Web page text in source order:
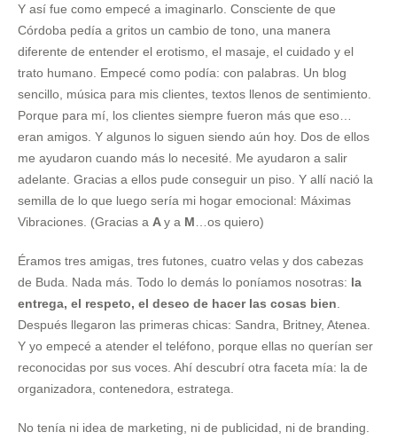
Y así fue como empecé a imaginarlo. Consciente de que
Córdoba pedía a gritos un cambio de tono, una manera
diferente de entender el erotismo, el masaje, el cuidado y el
trato humano. Empecé como podía: con palabras. Un blog
sencillo, música para mis clientes, textos llenos de sentimiento.
Porque para mí, los clientes siempre fueron más que eso…
eran amigos. Y algunos lo siguen siendo aún hoy. Dos de ellos
me ayudaron cuando más lo necesité. Me ayudaron a salir
adelante. Gracias a ellos pude conseguir un piso. Y allí nació la
semilla de lo que luego sería mi hogar emocional: Máximas
Vibraciones. (Gracias a Ay a M …os quiero)
Éramos tres amigas, tres futones, cuatro velas y dos cabezas
de Buda. Nada más. Todo lo demás lo poníamos nosotras: la
entrega, el respeto, el deseo de hacer las cosas bien
Después llegaron las primeras chicas: Sandra, Britney, Atenea.
Y yo empecé a atender el teléfono, porque ellas no querían ser
reconocidas por sus voces. Ahí descubrí otra faceta mía: la de
organizadora, contenedora, estratega.
No tenía ni idea de marketing, ni de publicidad, ni de branding.